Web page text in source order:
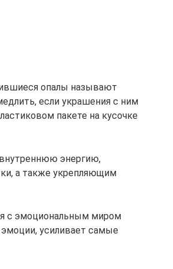
опалы называют
если украшения с ним
пакете на кусочке
энергию,
а также укрепляющим
с эмоциональным миром
эмоции, усиливает самые